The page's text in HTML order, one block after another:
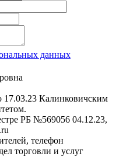
данных
17.03.23 Калинковичским
РБ №569056 04.12.23,
телефон
торговли и услуг